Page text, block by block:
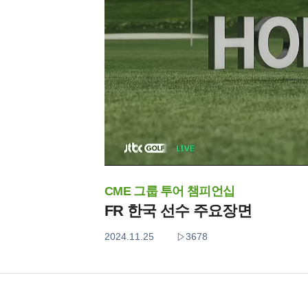
CME 그룹 투어 챔피언십
FR 한국 선수 주요장면
2024.11.25 3678